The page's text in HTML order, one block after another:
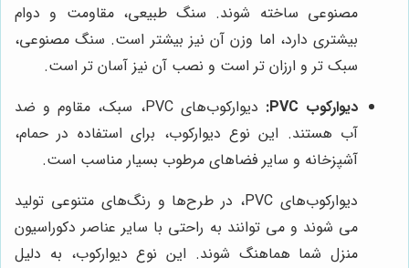
مصنوعی ساخته شوند. سنگ طبیعی، مقاومت و دوام
بیشتری دارد، اما وزن آن نیز بیشتر است. سنگ مصنوعی،
سبک تر و ارزان تر است و نصب آن نیز آسان تر است.
دیوارکوب PVC:
دیوارکوب‌های PVC، سبک، مقاوم و ضد
آب هستند. این نوع دیوارکوب، برای استفاده در حمام،
آشپزخانه و سایر فضاهای مرطوب بسیار مناسب است.
دیوارکوب‌های PVC، در طرح‌ها و رنگ‌های متنوعی تولید
می شوند و می توانند به راحتی با سایر عناصر دکوراسیون
منزل شما هماهنگ شوند. این نوع دیوارکوب، به دلیل